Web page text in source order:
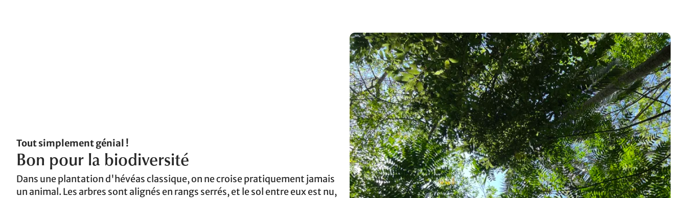
Tout simplement génial !
Bon pour la biodiversité
Dans une plantation d'hévéas classique, on ne croise pratiquement jamais
un animal. Les arbres sont alignés en rangs serrés, et le sol entre eux est nu,